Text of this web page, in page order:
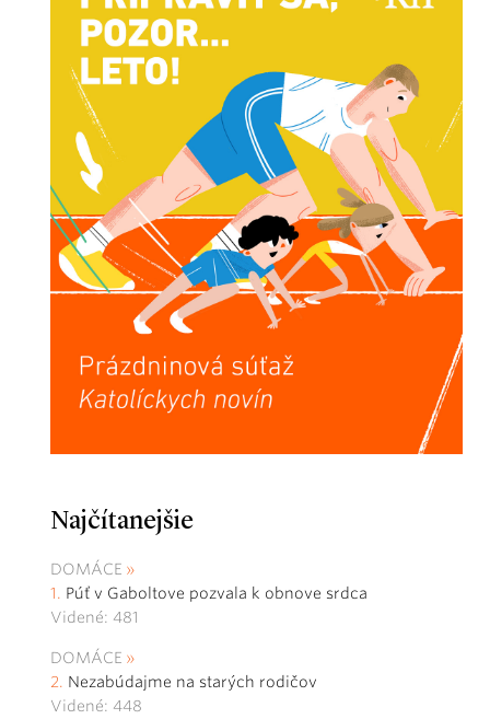
Najčítanejšie
DOMÁCE
Púť v Gaboltove pozvala k obnove srdca
Videné: 481
DOMÁCE
Nezabúdajme na starých rodičov
Videné: 448